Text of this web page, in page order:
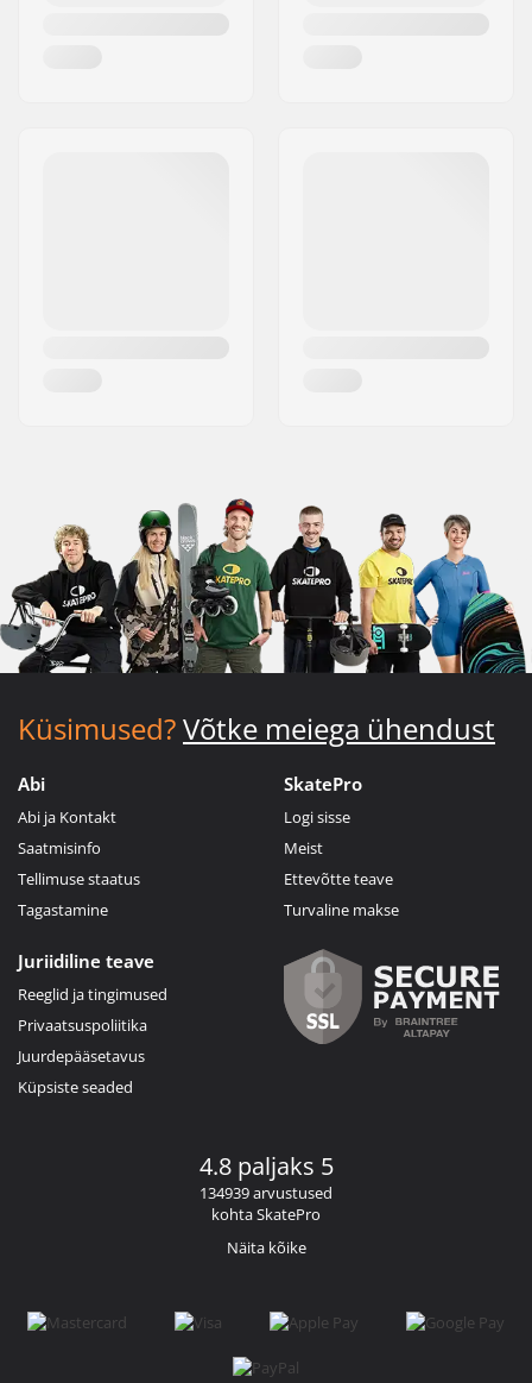
Küsimused?Võtke meiega ühendust
Abi
Abi ja Kontakt
Saatmisinfo
Tellimuse staatus
Tagastamine
SkatePro
Logi sisse
Meist
Ettevõtte teave
Turvaline makse
Juriidiline teave
Reeglid ja tingimused
Privaatsuspoliitika
Juurdepääsetavus
Küpsiste seaded
4.8 paljaks 5
134939 arvustused
kohta SkatePro
Näita kõike